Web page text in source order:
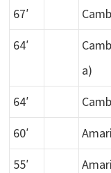
67′
64′
a)
64′
60′
55′